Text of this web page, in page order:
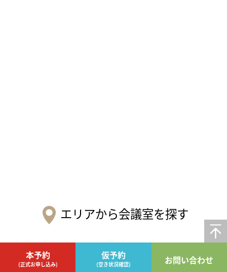
本予約
(正式お申し込み)
仮予約
(空き状況確認) お問い合わせ
エリアから会議室を探す